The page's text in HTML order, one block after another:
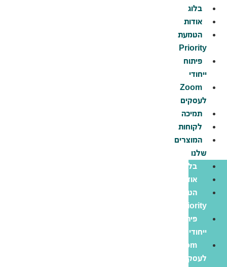
דלג
לתוכן
בלוג
אודות
הטמעת
Priority
פיתוח
ייחודי
Zoom
לעסקים
תמיכה
לקוחות
המוצרים
שלנו
בלוג
אודות
הטמעת
Priority
פיתוח
ייחודי
Zoom
לעסקים